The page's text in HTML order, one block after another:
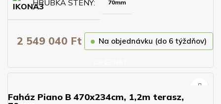
HRÚBKA STENY 70mm
2 549 040 Ft Na objednávku (do 6 týždňov)
Faház Piano B 470x234cm, 1,2m terasz,